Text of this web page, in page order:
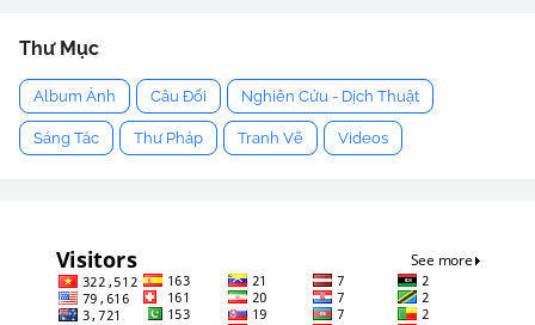
Thư Mục
Album Ảnh Câu Đối Nghiên Cứu - Dịch Thuật
Sáng Tác Thư Pháp Tranh Vẽ Videos